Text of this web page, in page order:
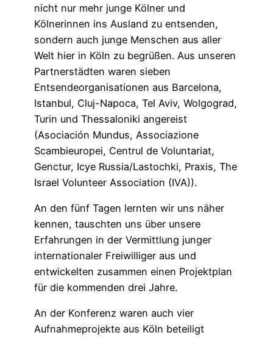
nicht nur mehr junge Kölner und
Kölnerinnen ins Ausland zu entsenden,
sondern auch junge Menschen aus aller
Welt hier in Köln zu begrüßen. Aus unseren
Partnerstädten waren sieben
Entsendeorganisationen aus Barcelona,
Istanbul, Cluj-Napoca, Tel Aviv, Wolgograd,
Turin und Thessaloniki angereist
(Asociación Mundus, Associazione
Scambieuropei, Centrul de Voluntariat,
Genctur, Icye Russia/Lastochki, Praxis, The
Israel Volunteer Association (IVA)).
An den fünf Tagen lernten wir uns näher
kennen, tauschten uns über unsere
Erfahrungen in der Vermittlung junger
internationaler Freiwilliger aus und
entwickelten zusammen einen Projektplan
für die kommenden drei Jahre.
An der Konferenz waren auch vier
Aufnahmeprojekte aus Köln beteiligt